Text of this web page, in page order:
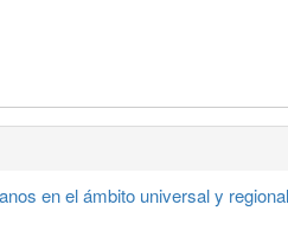
en el ámbito universal y